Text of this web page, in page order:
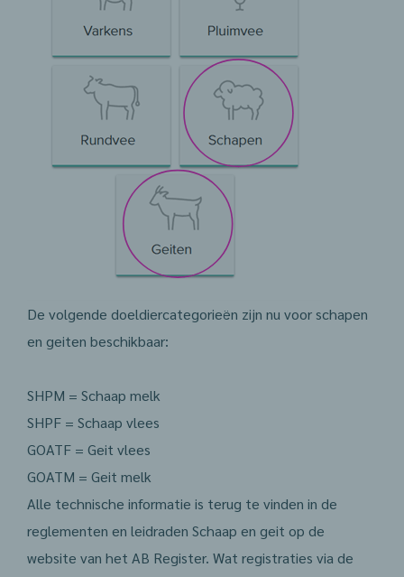
De volgende doeldiercategorieën zijn nu voor schapen
en geiten beschikbaar:
SHPM = Schaap melk
SHPF = Schaap vlees
GOATF = Geit vlees
GOATM = Geit melk
Alle technische informatie is terug te vinden in de
reglementen en leidraden Schaap en geit op de
website van het AB Register. Wat registraties via de